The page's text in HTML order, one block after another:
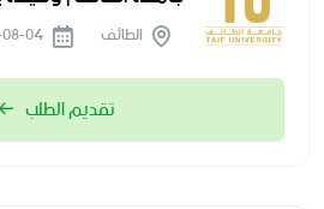
الطائف
تقديم الطلب